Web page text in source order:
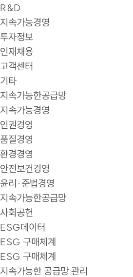
R&D
지속가능경영
투자정보
인재채용
고객센터
기타
지속가능한공급망
지속가능경영
인권경영
품질경영
환경경영
안전보건경영
윤리·준법경영
지속가능한공급망
사회공헌
ESG데이터
ESG 구매체계
ESG 구매체계
지속가능한 공급망 관리